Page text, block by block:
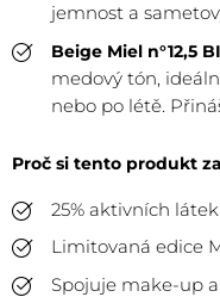
jemnost a
Beige Miel n°12,5
medový tón,
nebo po létě.
Proč si tento produkt
25% aktivních látek
Limitovaná edice
Spojuje make-up